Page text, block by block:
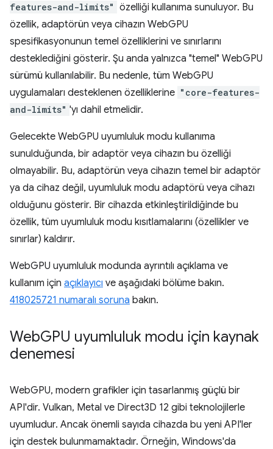
features-and-limits" özelliği kullanıma sunuluyor. Bu
özellik, adaptörün veya cihazın WebGPU
spesifikasyonunun temel özelliklerini ve sınırlarını
desteklediğini gösterir. Şu anda yalnızca "temel" WebGPU
sürümü kullanılabilir. Bu nedenle, tüm WebGPU
uygulamaları desteklenen özelliklerine "core-features-
and-limits" 'yı dahil etmelidir.
Gelecekte WebGPU uyumluluk modu kullanıma
sunulduğunda, bir adaptör veya cihazın bu özelliği
olmayabilir. Bu, adaptörün veya cihazın temel bir adaptör
ya da cihaz değil, uyumluluk modu adaptörü veya cihazı
olduğunu gösterir. Bir cihazda etkinleştirildiğinde bu
özellik, tüm uyumluluk modu kısıtlamalarını (özellikler ve
sınırlar) kaldırır.
WebGPU uyumluluk modunda ayrıntılı açıklama ve
kullanım için açıklayıcı ve aşağıdaki bölüme bakın.
418025721 numaralı soruna bakın.
WebGPU uyumluluk modu için kaynak
denemesi
WebGPU, modern grafikler için tasarlanmış güçlü bir
API'dir. Vulkan, Metal ve Direct3D 12 gibi teknolojilerle
uyumludur. Ancak önemli sayıda cihazda bu yeni API'ler
için destek bulunmamaktadır. Örneğin, Windows'da